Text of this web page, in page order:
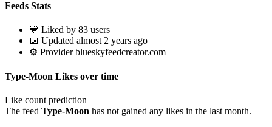
Feeds Stats
💙 Liked by 83 users
📅 Updated almost 2 years ago
⚙️ Provider blueskyfeedcreator.com
Type-Moon Likes over time
Like count prediction
The feed Type-Moon has not gained any likes in the last month.